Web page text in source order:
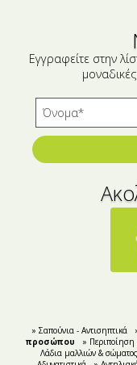
Εγγραφείτε στην
» Σαπούνια - Αντισηπτικά
προσώπου
»
Λάδια μαλλιών & σώματος